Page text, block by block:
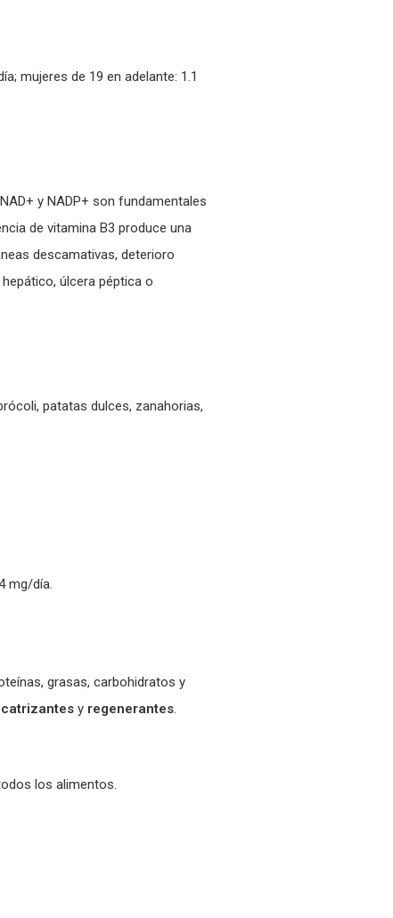
mujeres de 19 en adelante: 1.1
y NADP+ son fundamentales
de vitamina B3 produce una
descamativas, deterioro
úlcera péptica o
patatas dulces, zanahorias,
mg/día.
grasas, carbohidratos y
y regenerantes.
los alimentos.